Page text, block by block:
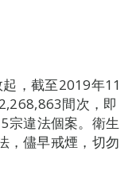
，截至2019年11
間次，即
宗違法個案。衛生
，儘早戒煙，切勿